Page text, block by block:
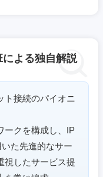
よる独自解説
ト接続のパイオニ
ークを構成し、IP
た先進的なサー
視したサービス提
重県